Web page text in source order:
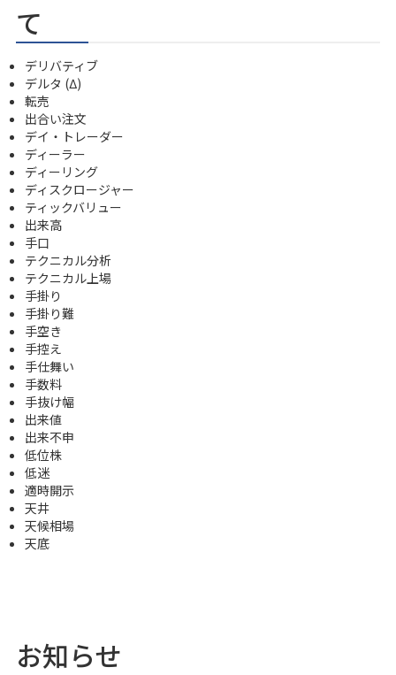
て
デリバティブ
デルタ (Δ)
転売
出合い注文
デイ・トレーダー
ディーラー
ディーリング
ディスクロージャー
ティックバリュー
出来高
手口
テクニカル分析
テクニカル上場
手掛り
手掛り難
手空き
手控え
手仕舞い
手数料
手抜け幅
出来値
出来不申
低位株
低迷
適時開示
天井
天候相場
天底
お知らせ